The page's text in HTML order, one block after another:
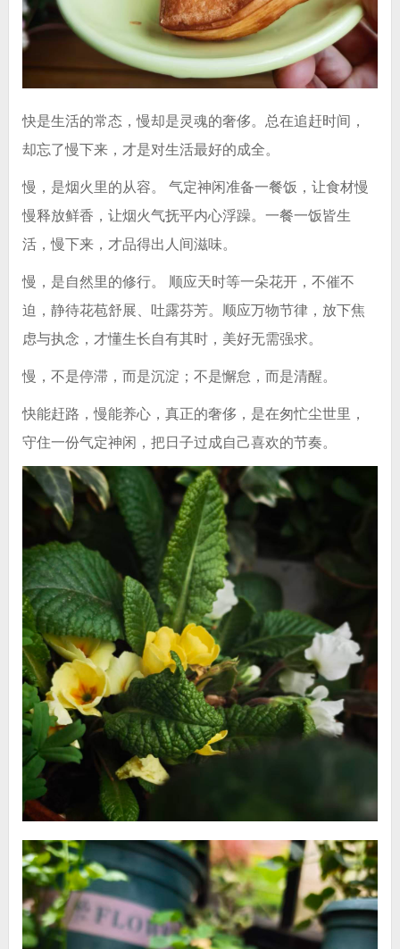
快是生活的常态，慢却是灵魂的奢侈。总在追赶时间，
却忘了慢下来，才是对生活最好的成全。
慢，是烟火里的从容。 气定神闲准备一餐饭，让食材慢
慢释放鲜香，让烟火气抚平内心浮躁。一餐一饭皆生
活，慢下来，才品得出人间滋味。
慢，是自然里的修行。 顺应天时等一朵花开，不催不
迫，静待花苞舒展、吐露芬芳。顺应万物节律，放下焦
虑与执念，才懂生长自有其时，美好无需强求。
慢，不是停滞，而是沉淀；不是懈怠，而是清醒。
快能赶路，慢能养心，真正的奢侈，是在匆忙尘世里，
守住一份气定神闲，把日子过成自己喜欢的节奏。